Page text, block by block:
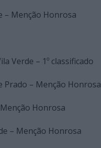
– Menção Honrosa
Verde – 1º classificado
Prado – Menção Honrosa
Menção Honrosa
– Menção Honrosa